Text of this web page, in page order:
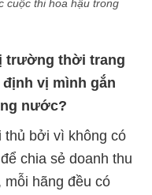
cuộc thi hoa hậu trong
trường thời trang
vị mình gắn
nước?
thủ bởi vì không có
chia sẻ doanh thu
mỗi hãng đều có